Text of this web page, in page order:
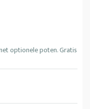
optionele poten. Gratis